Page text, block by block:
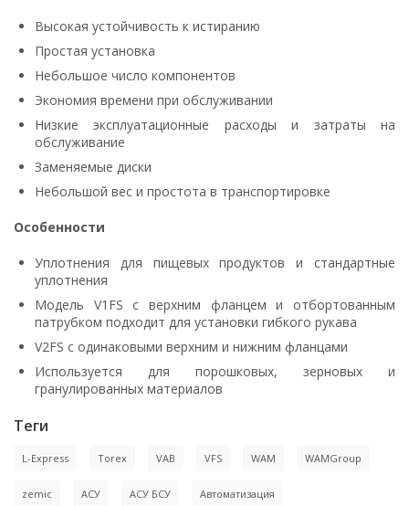
Высокая устойчивость к истиранию
Простая установка
Небольшое число компонентов
Экономия времени при обслуживании
Низкие эксплуатационные расходы и затраты на
обслуживание
Заменяемые диски
Небольшой вес и простота в транспортировке
Особенности
Уплотнения для пищевых продуктов и стандартные
уплотнения
Модель V1FS с верхним фланцем и отбортованным
патрубком подходит для установки гибкого рукава
V2FS с одинаковыми верхним и нижним фланцами
Используется для порошковых, зерновых и
гранулированных материалов
Теги
L-Express Torex VAB VFS WAM WAMGroup
zemic АСУ АСУ БСУ Автоматизация